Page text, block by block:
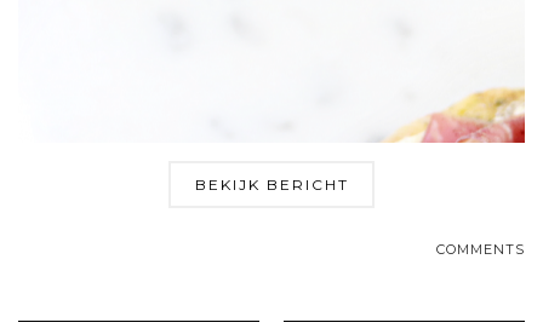
BEKIJK BERICHT
COMMENTS